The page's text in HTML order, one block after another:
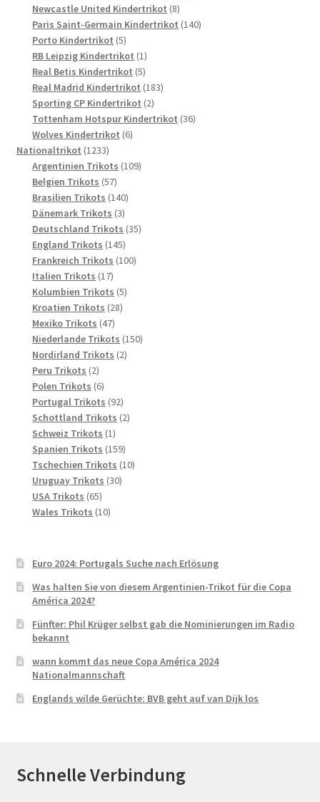
Newcastle United Kindertrikot 88
Produkte
Paris Saint-Germain Kindertrikot 140140
Porto Kindertrikot 55
Produkte
RB Leipzig Kindertrikot 11
Produkt
Real Betis Kindertrikot 55
Produkte
Real Madrid Kindertrikot 183183
Sporting CP Kindertrikot 22
Produkte
Tottenham Hotspur Kindertrikot 3636
Wolves Kindertrikot 66
Nationaltrikot 12331233
Produkte
Argentinien Trikots 109109
Belgien Trikots 5757
Produkte
Brasilien Trikots 140140
Dänemark Trikots 33
Produkte
Deutschland Trikots 3535
England Trikots 145145
Produkte
Frankreich Trikots 100100
Italien Trikots 1717
Produkte
Kolumbien Trikots 55
Kroatien Trikots 2828
Mexiko Trikots 4747
Produkte
Niederlande Trikots 150150
Nordirland Trikots 22
Peru Trikots 22
Produkte
Polen Trikots 66
Produkte
Portugal Trikots 9292
Produkte
Schottland Trikots 22
Schweiz Trikots 11
Produkt
Spanien Trikots 159159
Produkte
Tschechien Trikots 1010
Uruguay Trikots 3030
USA Trikots 6565
Produkte
Wales Trikots 1010
Euro 2024: Portugals Suche nach Erlösung
Was halten Sie von diesem Argentinien-Trikot für die Copa
América 2024?
Fünfter: Phil Krüger selbst gab die Nominierungen im Radio
bekannt
wann kommt das neue Copa América 2024
Nationalmannschaft
Englands wilde Gerüchte: BVB geht auf van Dijk los
Schnelle Verbindung